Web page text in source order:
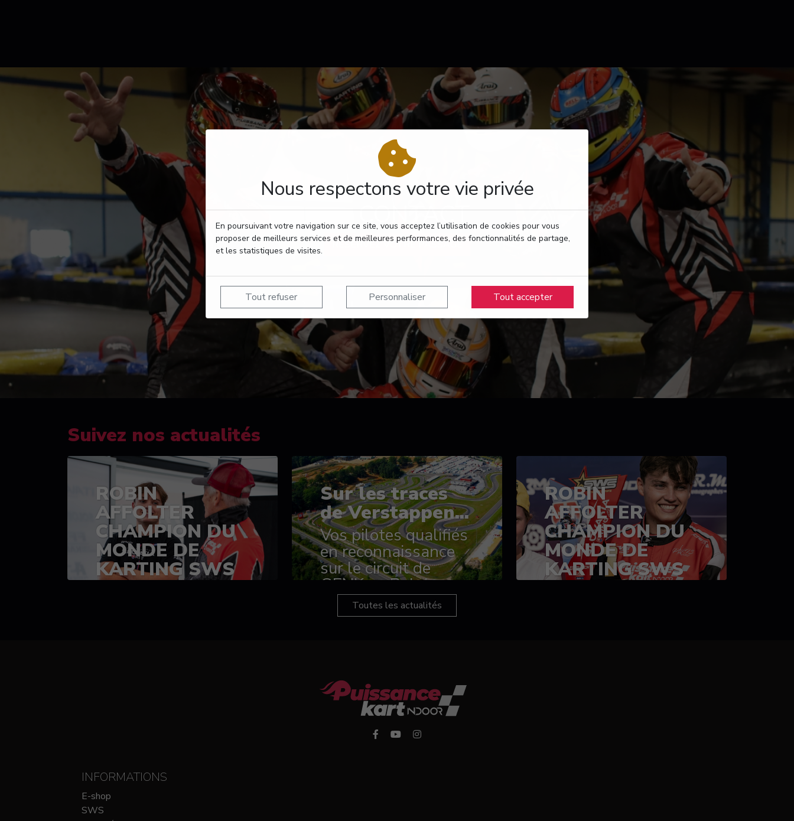
Nous respectons votre vie privée
En poursuivant votre navigation sur ce site, vous acceptez l’utilisation de cookies pour vous
proposer de meilleurs services et de meilleures performances, des fonctionnalités de partage,
et les statistiques de visites.
Tout refuser Personnaliser Tout accepter
CONTACT
RÉSERVEZ VOTRE PASSAGE
Suivez nos actualités
ROBIN
AFFOLTER
CHAMPION DU
MONDE DE
KARTING SWS
(SPRINT)
Sur les traces
de Verstappen...
Vos pilotes qualifiés
en reconnaissance
sur le circuit de
GENK en Belgique
ROBIN
AFFOLTER
CHAMPION DU
MONDE DE
KARTING SWS
Toutes les actualités
INFORMATIONS
E-shop
SWS